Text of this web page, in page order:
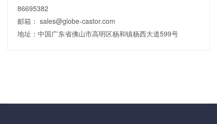
86695382
邮箱： sales@globe-castor.com
地址：中国广东省佛山市高明区杨和镇杨西大道599号